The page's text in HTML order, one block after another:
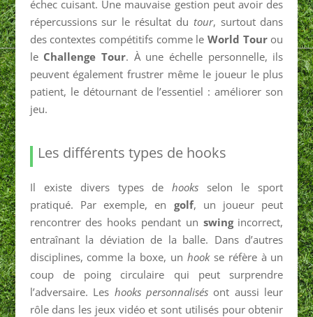
échec cuisant. Une mauvaise gestion peut avoir des
répercussions sur le résultat du tour, surtout dans
des contextes compétitifs comme leWorld Tourou
le Challenge Tour. À une échelle personnelle, ils
peuvent également frustrer même le joueur le plus
patient, le détournant de l’essentiel : améliorer son
jeu.
Les différents types de hooks
Il existe divers types dehooks selon le sport
pratiqué. Par exemple, en golf, un joueur peut
rencontrer des hooks pendant un swingincorrect,
entraînant la déviation de la balle. Dans d’autres
disciplines, comme la boxe, un hookse réfère à un
coup de poing circulaire qui peut surprendre
l’adversaire. Les hooks personnalisés ont aussi leur
rôle dans les jeux vidéo et sont utilisés pour obtenir